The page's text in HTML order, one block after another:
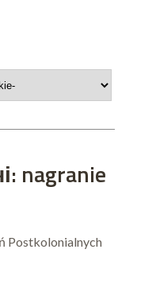
nagranie
Postkolonialnych